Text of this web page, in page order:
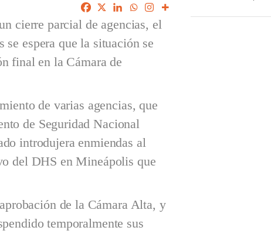
cierre parcial de agencias, el
espera que la situación se
final en la Cámara de
de varias agencias, que
de Seguridad Nacional
introdujera enmiendas al
del DHS en Mineápolis que
de la Cámara Alta, y
temporalmente sus